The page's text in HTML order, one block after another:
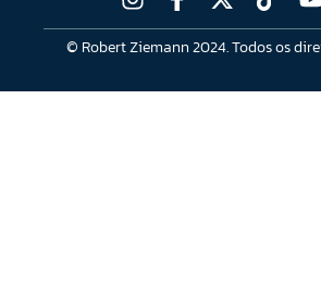
© Robert Ziemann 2024. Todos os